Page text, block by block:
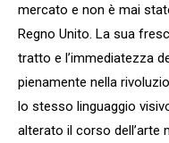
mercato e non è mai
Regno Unito. La sua
tratto e l’immediatezza
pienamente nella
lo stesso linguaggio
alterato il corso dell’arte